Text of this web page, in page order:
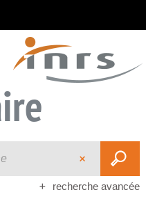
recherche avancée